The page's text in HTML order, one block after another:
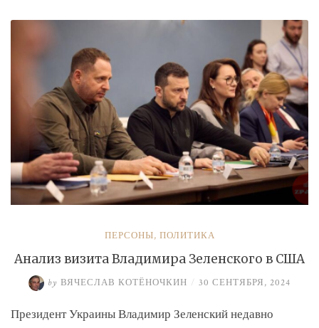
ПЕРСОНЫ, ПОЛИТИКА
Анализ визита Владимира Зеленского в США
by ВЯЧЕСЛАВ КОТЁНОЧКИН / 30 СЕНТЯБРЯ, 2024
Президент Украины Владимир Зеленский недавно